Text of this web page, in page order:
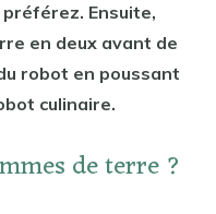
Ensuite,
en deux avant de
robot en poussant
culinaire.
de terre ?